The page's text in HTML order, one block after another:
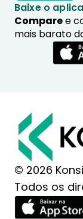
Baixe o
Comparee
mais barato
© 2026
Todos os